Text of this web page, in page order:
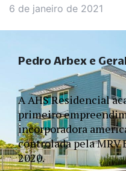
6 de janeiro de 2021
A AHS Residencial
primeiro
incorporadora
controlada pela
2020.
Pedro Arbex e